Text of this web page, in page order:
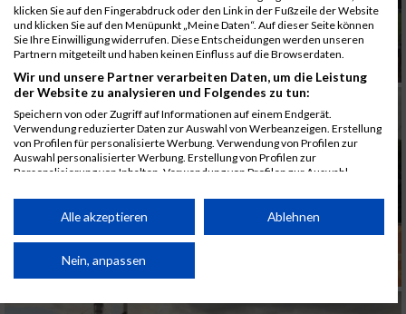
klicken Sie auf den Fingerabdruck oder den Link in der Fußzeile der Website
und klicken Sie auf den Menüpunkt „Meine Daten“. Auf dieser Seite können
Sie Ihre Einwilligung widerrufen. Diese Entscheidungen werden unseren
Partnern mitgeteilt und haben keinen Einfluss auf die Browserdaten.
Wir und unsere Partner verarbeiten Daten, um die Leistung
der Website zu analysieren und Folgendes zu tun:
Speichern von oder Zugriff auf Informationen auf einem Endgerät.
Verwendung reduzierter Daten zur Auswahl von Werbeanzeigen. Erstellung
von Profilen für personalisierte Werbung. Verwendung von Profilen zur
Auswahl personalisierter Werbung. Erstellung von Profilen zur
Personalisierung von Inhalten. Verwendung von Profilen zur Auswahl
Performance von Inhalten. Analyse von Zielgruppen durch Statistiken oder
Kombinationen von Daten aus verschiedenen Quellen. Entwicklung und
von Inhalten.
Daten können außerhalb der Europäischen Union weitergegeben und in die
Website/App.
Alle akzeptieren Ablehnen
Nein, anpassen